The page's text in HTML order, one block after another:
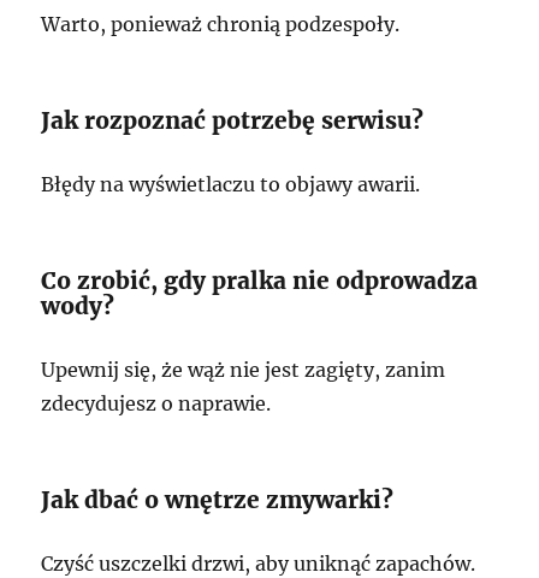
Warto, ponieważ chronią podzespoły.
Jak rozpoznać potrzebę serwisu?
Błędy na wyświetlaczu to objawy awarii.
Co zrobić, gdy pralka nie odprowadza
wody?
Upewnij się, że wąż nie jest zagięty, zanim
zdecydujesz o naprawie.
Jak dbać o wnętrze zmywarki?
Czyść uszczelki drzwi, aby uniknąć zapachów.